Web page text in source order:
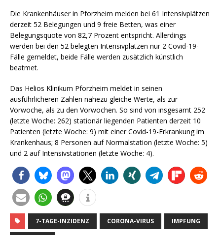
Die Krankenhäuser in Pforzheim melden bei 61 Intensivplätzen
derzeit 52 Belegungen und 9 freie Betten, was einer
Belegungsquote von 82,7 Prozent entspricht. Allerdings
werden bei den 52 belegten Intensivplätzen nur 2 Covid-19-
Fälle gemeldet, beide Fälle werden zusätzlich künstlich
beatmet.
Das Helios Klinikum Pforzheim meldet in seinen
ausführlicheren Zahlen nahezu gleiche Werte, als zur
Vorwoche, als zu den Vorwochen. So sind von insgesamt 252
(letzte Woche: 262) stationär liegenden Patienten derzeit 10
Patienten (letzte Woche: 9) mit einer Covid-19-Erkrankung im
Krankenhaus; 8 Personen auf Normalstation (letzte Woche: 5)
und 2 auf Intensivstationen (letzte Woche: 4).
7-TAGE-INZIDENZ CORONA-VIRUS IMPFUNG